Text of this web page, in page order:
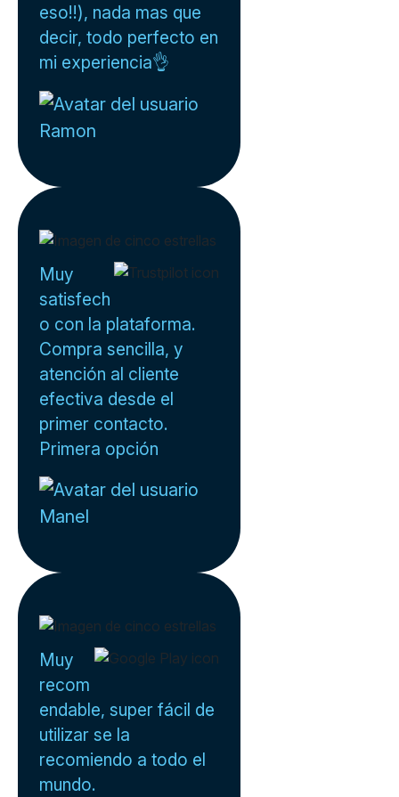
eso!!), nada mas que
decir, todo perfecto en
mi experiencia👌
Ramon
Muy
satisfech
o con la plataforma.
Compra sencilla, y
atención al cliente
efectiva desde el
primer contacto.
Primera opción
Manel
Muy
recom
endable, super fácil de
utilizar se la
recomiendo a todo el
mundo.